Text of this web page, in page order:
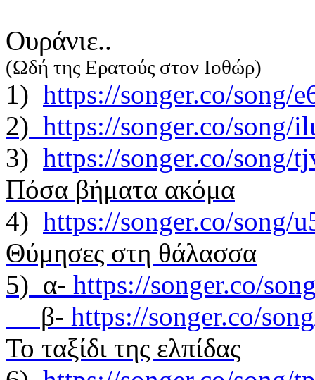
Oυράνιε..
(Ωδή της Ερατούς στον Ιοθώρ)
1) https://songer.co/song/
2) https://songer.co/song/
3) https://songer.co/
Πόσα βήματα ακόμα
4) https://songer.co/song/
Θύμησες στη θάλασσα
5) α- https://songer.co/
β- https://songer.co/
Το ταξίδι της ελπίδας